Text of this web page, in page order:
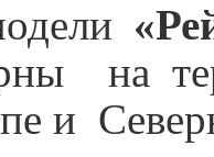
на
и